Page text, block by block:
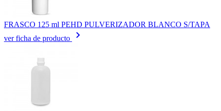
FRASCO 125 ml PEHD PULVERIZADOR BLANCO S/TAPA
ver ficha de producto
keyboard_arrow_right